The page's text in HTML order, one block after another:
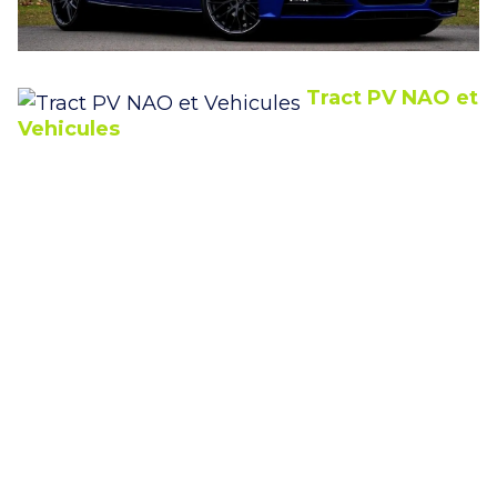
Tract PV NAO et
Vehicules